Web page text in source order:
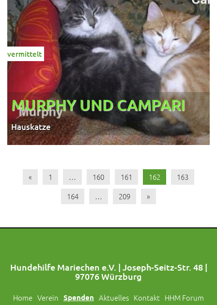
vermittelt
MURPHY UND CAMPARI
Hauskatze
« 1 … 160 161 162
163
164
… 209 »
Hundehilfe Mariechen e.V. | Joseph-Seitz-Str. 48 |
97076 Würzburg
Home Verein Spenden Aktuelles Kontakt HHM Forum